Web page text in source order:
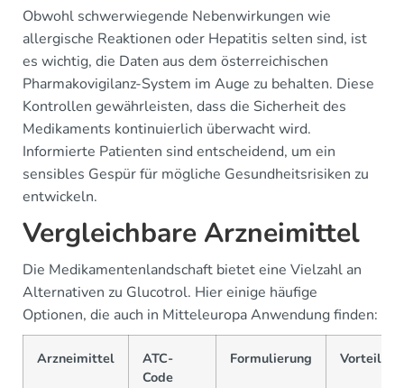
Obwohl schwerwiegende Nebenwirkungen wie
allergische Reaktionen oder Hepatitis selten sind, ist
es wichtig, die Daten aus dem österreichischen
Pharmakovigilanz-System im Auge zu behalten. Diese
Kontrollen gewährleisten, dass die Sicherheit des
Medikaments kontinuierlich überwacht wird.
Informierte Patienten sind entscheidend, um ein
sensibles Gespür für mögliche Gesundheitsrisiken zu
entwickeln.
Vergleichbare Arzneimittel
Die Medikamentenlandschaft bietet eine Vielzahl an
Alternativen zu Glucotrol. Hier einige häufige
Optionen, die auch in Mitteleuropa Anwendung finden:
Arzneimittel
ATC-
Code
Formulierung Vorteile